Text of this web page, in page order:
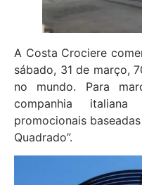
A Costa Crociere
sábado, 31 de março,
no mundo. Para
companhia
promocionais
Quadrado”.